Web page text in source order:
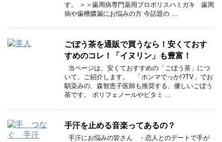
す。 ＞＞歯周病専門薬用プロポリスハミガキ 歯周
病や歯槽膿漏にお悩みの方 今話題の …
ごぼう茶を通販で買うなら！安くておす
すめのコレ！「イヌリン」も豊富！
当ページは、安くておすすめの「ごぼう茶」につ
いて、ご紹介します。 「ホンマでっか!?TV」でお
馴染みの、森智恵子医師も推奨する、優しいごぼう
茶です。 ポリフェノールやビタミ …
手汗を止める音楽ってあるの？
手汗にお悩みの皆さん ・恋人とのデートで手が